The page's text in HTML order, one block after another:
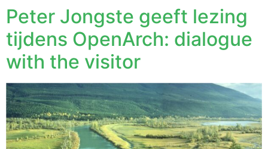
Peter Jongste geeft lezing
tijdens OpenArch: dialogue
with the visitor